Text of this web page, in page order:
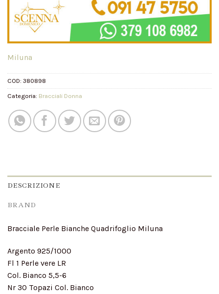
Miluna
COD: 380898
Categoria: Bracciali Donna
DESCRIZIONE
BRAND
Bracciale Perle Bianche Quadrifoglio Miluna
Argento 925/1000
Fl 1 Perle vere LR
Col. Bianco 5,5-6
Nr 30 Topazi Col. Bianco